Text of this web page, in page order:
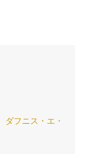
ダフニス・エ・